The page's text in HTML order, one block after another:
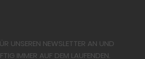
UNSEREN NEWSLETTER AN UND
IMMER AUF DEM LAUFENDEN.